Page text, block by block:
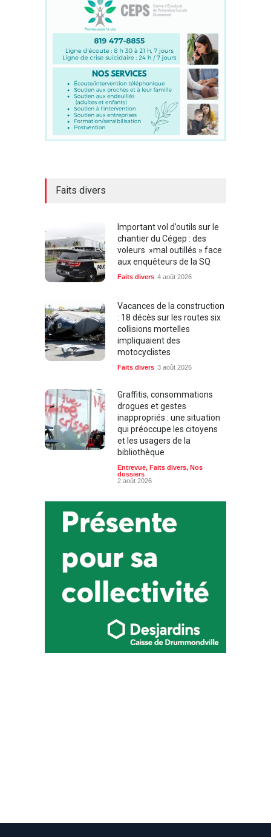
Faits divers
Important vol d’outils sur le
chantier du Cégep : des
voleurs »mal outillés » face
aux enquêteurs de la SQ
Faits divers 4 août 2026
Vacances de la construction
: 18 décès sur les routes six
collisions mortelles
impliquaient des
motocyclistes
Faits divers 3 août 2026
Graffitis, consommations
drogues et gestes
inappropriés : une situation
qui préoccupe les citoyens
et les usagers de la
bibliothèque
Entrevue, Faits divers, Nos
dossiers
2 août 2026